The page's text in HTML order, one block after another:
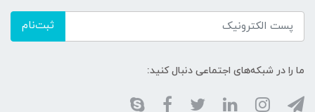
ثبت‌نام
ما را در شبکه‌های اجتماعی دنبال کنید: